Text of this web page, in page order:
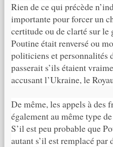
Rien de ce qui précède
importante pour forcer un
certitude ou de clarté sur le
Poutine était renversé ou
politiciens et personnalités
passerait s’ils étaient
accusant l’Ukraine, le
De même, les appels à
également au même type
S’il est peu probable que
autant s’il est remplacé par